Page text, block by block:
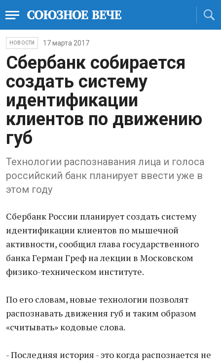
НОВОСТИ 17 марта 2017
Сбербанк собирается
создать систему
идентификации
клиентов по движению
губ
Технологии распознавания лица и голоса
российский банк планирует ввести уже в
этом году
Сбербанк России планирует создать систему
идентификации клиентов по мышечной
активности, сообщил глава государственного
банка Герман Греф на лекции в Московском
физико-техническом институте.
По его словам, новые технологии позволят
распознавать движения губ и таким образом
«считывать» кодовые слова.
- Последняя история - это когда распознается не